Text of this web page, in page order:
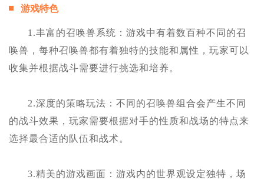
游戏特色
1.丰富的召唤兽系统：游戏中有着数百种不同的召
唤兽，每种召唤兽都有着独特的技能和属性，玩家可以
收集并根据战斗需要进行挑选和培养。
2.深度的策略玩法：不同的召唤兽组合会产生不同
的战斗效果，玩家需要根据对手的性质和战场的特点来
选择最合适的队伍和战术。
3.精美的游戏画面：游戏内的世界观设定独特，场